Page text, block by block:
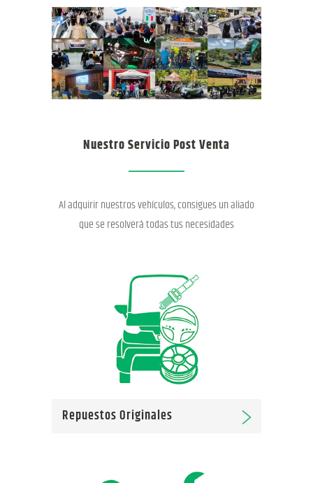
Nuestro Servicio Post Venta
Al adquirir nuestros vehículos, consigues un aliado
que se resolverá todas tus necesidades
Repuestos Originales